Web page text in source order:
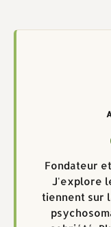
Fondateur
J'explore
tiennent sur